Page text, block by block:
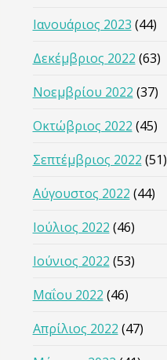
Ιανουάριος 2023 (44)
Δεκέμβριος 2022 (63)
Νοεμβρίου 2022 (37)
Οκτώβριος 2022 (45)
Σεπτέμβριος 2022 (51)
Αύγουστος 2022 (44)
Ιούλιος 2022 (46)
Ιούνιος 2022 (53)
Μαΐου 2022 (46)
Απρίλιος 2022 (47)